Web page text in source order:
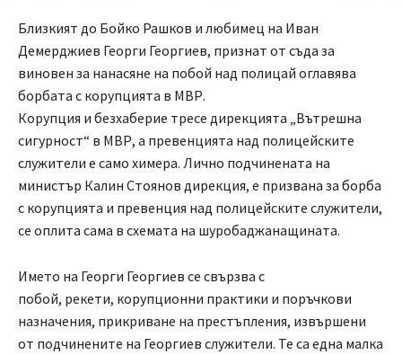
Близкият до Бойко Рашков и любимец на Иван
Демерджиев Георги Георгиев, признат от съда за
виновен за нанасяне на побой над полицай оглавява
борбата с корупцията в МВР.
Корупция и безхаберие тресе дирекцията „Вътрешна
сигурност“ в МВР, а превенцията над полицейските
служители е само химера. Лично подчинената на
министър Калин Стоянов дирекция, е призвана за борба
с корупцията и превенция над полицейските служители,
се оплита сама в схемата на шуробаджанащината.
Името на Георги Георгиев се свързва с
побой, рекети, корупционни практики и поръчкови
назначения, прикриване на престъпления, извършени
от подчинените на Георгиев служители. Те са една малка